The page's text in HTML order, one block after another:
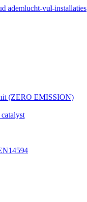
ademlucht-vul-installaties
(ZERO EMISSION)